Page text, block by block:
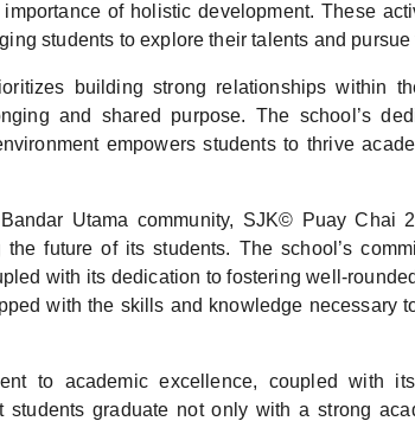
of holistic development. These
students to explore their talents and
building strong relationships within
and shared purpose. The school’s
empowers students to thrive
Utama community, SJK© Puay Chai
future of its students. The school’s
with its dedication to fostering well-
with the skills and knowledge necessary
to academic excellence, coupled with
students graduate not only with a strong